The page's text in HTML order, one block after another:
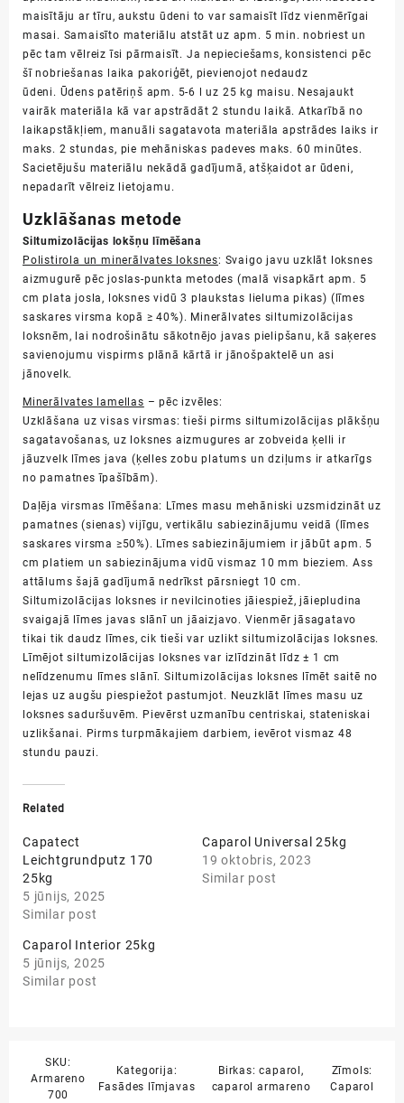
maisītāju ar tīru, aukstu ūdeni to var samaisīt līdz vienmērīgai
masai. Samaisīto materiālu atstāt uz apm. 5 min. nobriest un
pēc tam vēlreiz īsi pārmaisīt. Ja nepieciešams, konsistenci pēc
šī nobriešanas laika pakoriģēt, pievienojot nedaudz
ūdeni. Ūdens patēriņš apm. 5-6 l uz 25 kg maisu. Nesajaukt
vairāk materiāla kā var apstrādāt 2 stundu laikā. Atkarībā no
laikapstākļiem, manuāli sagatavota materiāla apstrādes laiks ir
maks. 2 stundas, pie mehāniskas padeves maks. 60 minūtes.
Sacietējušu materiālu nekādā gadījumā, atšķaidot ar ūdeni,
nepadarīt vēlreiz lietojamu.
Uzklāšanas metode
Siltumizolācijas lokšņu līmēšana
Polistirola un minerālvates loksnes: Svaigo javu uzklāt loksnes
aizmugurē pēc joslas-punkta metodes (malā visapkārt apm. 5
cm plata josla, loksnes vidū 3 plaukstas lieluma pikas) (līmes
saskares virsma kopā ≥ 40%). Minerālvates siltumizolācijas
loksnēm, lai nodrošinātu sākotnējo javas pielipšanu, kā saķeres
savienojumu vispirms plānā kārtā ir jānošpaktelē un asi
jānovelk.
Minerālvates lamellas – pēc izvēles:
Uzklāšana uz visas virsmas: tieši pirms siltumizolācijas plākšņu
sagatavošanas, uz loksnes aizmugures ar zobveida ķelli ir
jāuzvelk līmes java (ķelles zobu platums un dziļums ir atkarīgs
no pamatnes īpašībām).
Daļēja virsmas līmēšana: Līmes masu mehāniski uzsmidzināt uz
pamatnes (sienas) vijīgu, vertikālu sabiezinājumu veidā (līmes
saskares virsma ≥50%). Līmes sabiezinājumiem ir jābūt apm. 5
cm platiem un sabiezinājuma vidū vismaz 10 mm bieziem. Ass
attālums šajā gadījumā nedrīkst pārsniegt 10 cm.
Siltumizolācijas loksnes ir nevilcinoties jāiespiež, jāiepludina
svaigajā līmes javas slānī un jāaizjavo. Vienmēr jāsagatavo
tikai tik daudz līmes, cik tieši var uzlikt siltumizolācijas loksnes.
Līmējot siltumizolācijas loksnes var izlīdzināt līdz ± 1 cm
nelīdzenumu līmes slānī. Siltumizolācijas loksnes līmēt saitē no
lejas uz augšu piespiežot pastumjot. Neuzklāt līmes masu uz
loksnes saduršuvēm. Pievērst uzmanību centriskai, stateniskai
uzlikšanai. Pirms turpmākajiem darbiem, ievērot vismaz 48
stundu pauzi.
Related
Capatect
Leichtgrundputz 170
25kg
5 jūnijs, 2025
Similar post
Caparol Universal 25kg
19 oktobris, 2023
Similar post
Caparol Interior 25kg
5 jūnijs, 2025
Similar post
SKU:
Armareno
700
Kategorija:
Fasādes līmjavas
Birkas:caparol,
caparol armareno
Zīmols:
Caparol